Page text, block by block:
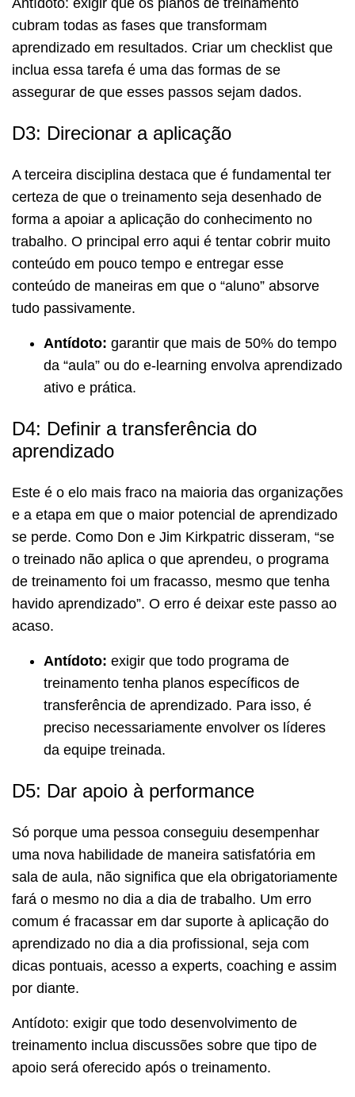
Antídoto: exigir que os planos de treinamento
cubram todas as fases que transformam
aprendizado em resultados. Criar um checklist que
inclua essa tarefa é uma das formas de se
assegurar de que esses passos sejam dados.
D3: Direcionar a aplicação
A terceira disciplina destaca que é fundamental ter
certeza de que o treinamento seja desenhado de
forma a apoiar a aplicação do conhecimento no
trabalho. O principal erro aqui é tentar cobrir muito
conteúdo em pouco tempo e entregar esse
conteúdo de maneiras em que o “aluno” absorve
tudo passivamente.
Antídoto: garantir que mais de 50% do tempo
da “aula” ou do e-learning envolva aprendizado
ativo e prática.
D4: Definir a transferência do
aprendizado
Este é o elo mais fraco na maioria das organizações
e a etapa em que o maior potencial de aprendizado
se perde. Como Don e Jim Kirkpatric disseram, “se
o treinado não aplica o que aprendeu, o programa
de treinamento foi um fracasso, mesmo que tenha
havido aprendizado”. O erro é deixar este passo ao
acaso.
Antídoto: exigir que todo programa de
treinamento tenha planos específicos de
transferência de aprendizado. Para isso, é
preciso necessariamente envolver os líderes
da equipe treinada.
D5: Dar apoio à performance
Só porque uma pessoa conseguiu desempenhar
uma nova habilidade de maneira satisfatória em
sala de aula, não significa que ela obrigatoriamente
fará o mesmo no dia a dia de trabalho. Um erro
comum é fracassar em dar suporte à aplicação do
aprendizado no dia a dia profissional, seja com
dicas pontuais, acesso a experts, coaching e assim
por diante.
Antídoto: exigir que todo desenvolvimento de
treinamento inclua discussões sobre que tipo de
apoio será oferecido após o treinamento.